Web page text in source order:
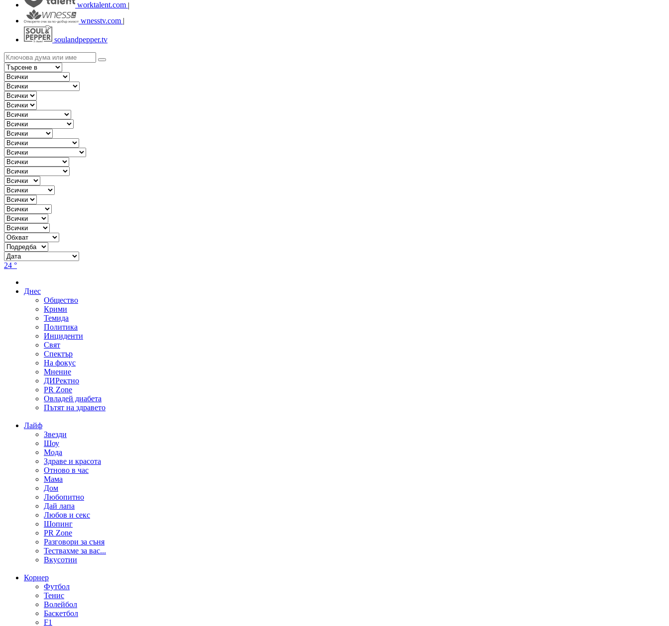
worktalent.com |
wnesstv.com |
soulandpepper.tv
24 °
Днес
Общество
Крими
Темида
Политика
Инциденти
Свят
Спектър
На фокус
Мнение
ДИРектно
PR Zone
Овладей диабета
Пътят на здравето
Лайф
Звезди
Шоу
Мода
Здраве и красота
Отново в час
Мама
Дом
Любопитно
Дай лапа
Любов и секс
Шопинг
PR Zone
Разговори за съня
Тествахме за вас...
Вкусотии
Корнер
Футбол
Тенис
Волейбол
Баскетбол
F1